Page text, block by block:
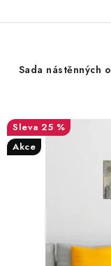
Sada nástěnných
25 %
Akce